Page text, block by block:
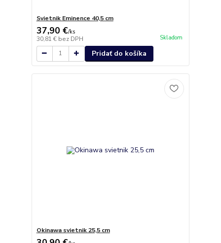
Svietnik Eminence 40,5 cm
37,90 €/ks
30,81 € bez DPH Skladom
Pridať do košíka
Okinawa svietnik 25,5 cm